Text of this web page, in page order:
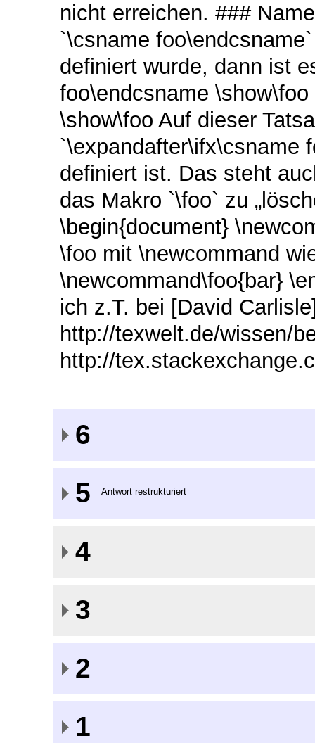
nicht erreichen. ###
`\csname
definiert wurde, dann ist
foo\endcsname
\show\foo Auf dieser
`\expandafter\ifx\csname
definiert ist. Das steht
das Makro `\foo` zu
\begin{document}
\foo mit \newcommand
\newcommand\foo{bar}
ich z.T. bei [David
http://texwelt.de/wissen/
http://
6
5
Antwort restrukturiert
4
3
2
1